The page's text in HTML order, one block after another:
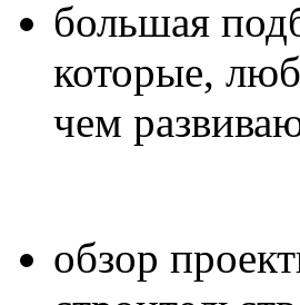
большая
которые,
чем
обзор